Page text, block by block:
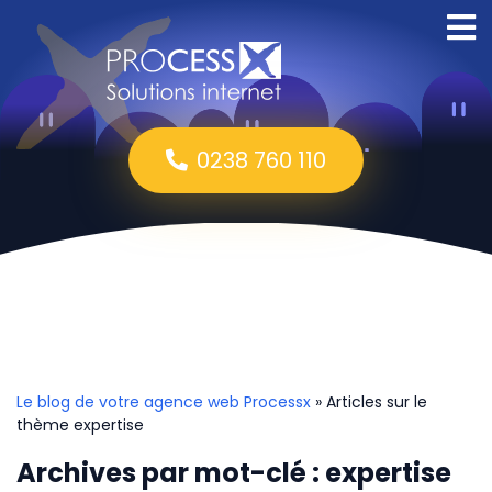
0238 760 110
Le blog de votre agence web Processx » Articles sur le
thème expertise
Archives par mot-clé : expertise